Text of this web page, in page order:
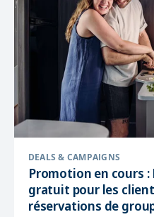
DEALS & CAMPAIGNS
Promotion en cours
gratuit pour les
réservations de